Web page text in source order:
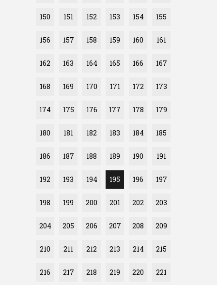
150 151 152 153 154 155
156 157 158 159 160 161
162 163 164 165 166 167
168 169 170 171 172 173
174 175 176 177 178 179
180 181 182 183 184 185
186 187 188 189 190 191
192 193 194 195 196 197
198 199 200 201 202 203
204 205 206 207 208 209
210 211 212 213 214 215
216 217 218 219 220 221